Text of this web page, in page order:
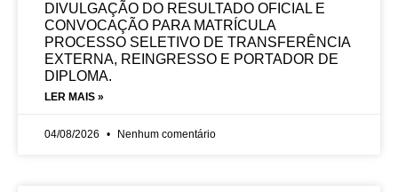
DIVULGAÇÃO DO RESULTADO OFICIAL E
CONVOCAÇÃO PARA MATRÍCULA
PROCESSO SELETIVO DE TRANSFERÊNCIA
EXTERNA, REINGRESSO E PORTADOR DE
DIPLOMA.
LER MAIS »
04/08/2026 Nenhum comentário